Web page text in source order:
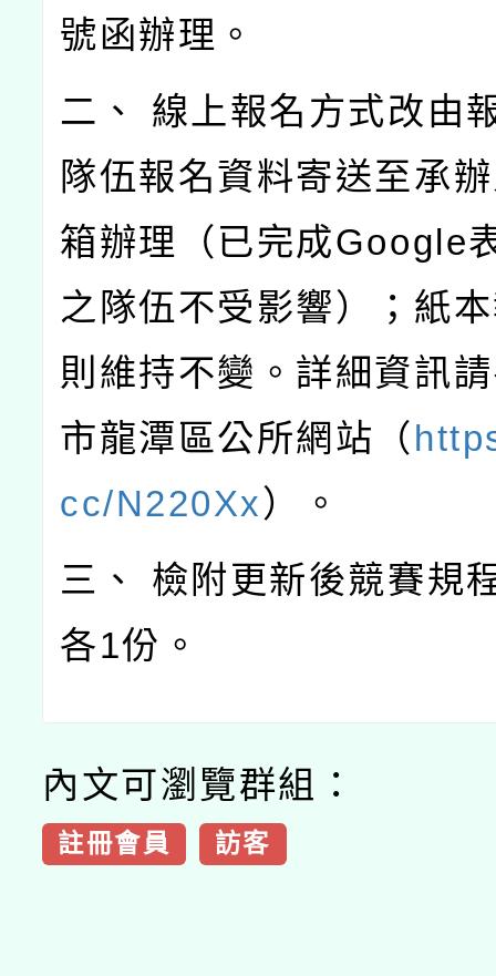
號函辦理。
二、 線上報名方式改由
隊伍報名資料寄送至承
箱辦理（已完成Google
之隊伍不受影響）；紙
則維持不變。詳細資訊
市龍潭區公所網站（
cc/N220Xx）。
三、 檢附更新後競賽規
各1份。
內文可瀏覽群組：
註冊會員 訪客